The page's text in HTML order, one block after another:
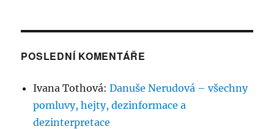
POSLEDNÍ KOMENTÁŘE
Ivana Tothová:Danuše Nerudová – všechny
pomluvy, hejty, dezinformace a
dezinterpretace